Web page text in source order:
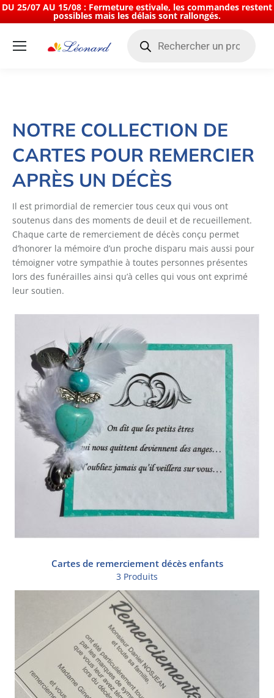
DU 25/07 AU 15/08 : Fermeture estivale, les commandes restent
possibles mais les délais sont rallongés.
produits
NOTRE COLLECTION DE
CARTES POUR REMERCIER
APRÈS UN DÉCÈS
Il est primordial de remercier tous ceux qui vous ont
soutenus dans des moments de deuil et de recueillement.
Chaque carte de remerciement de décès conçu permet
d’honorer la mémoire d’un proche disparu mais aussi pour
témoigner votre sympathie à toutes personnes présentes
lors des funérailles ainsi qu’à celles qui vous ont exprimé
leur soutien.
Cartes de remerciement décès enfants
3 Produits